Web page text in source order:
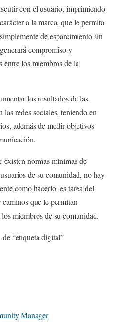
con el usuario, imprimiendo
a la marca, que le permita
de esparcimiento sin
compromiso y
entre los miembros de la
los resultados de las
las redes sociales, teniendo en
además de medir objetivos
existen normas mínimas de
de su comunidad, no hay
como hacerlo, es tarea del
que le permitan
miembros de su comunidad.
“etiqueta digital”
Manager